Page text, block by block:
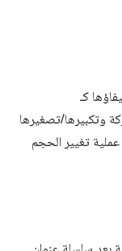
وتكبيرها/تصغيرها
تغيير الحجم